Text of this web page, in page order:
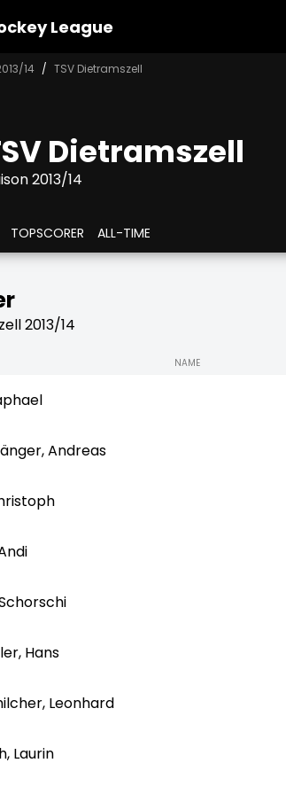
League
14 TSV Dietramszell
Dietramszell
2013/14
TOPSCORER ALL-TIME
2013/14
NAME
Andreas
Hans
Leonhard
Laurin